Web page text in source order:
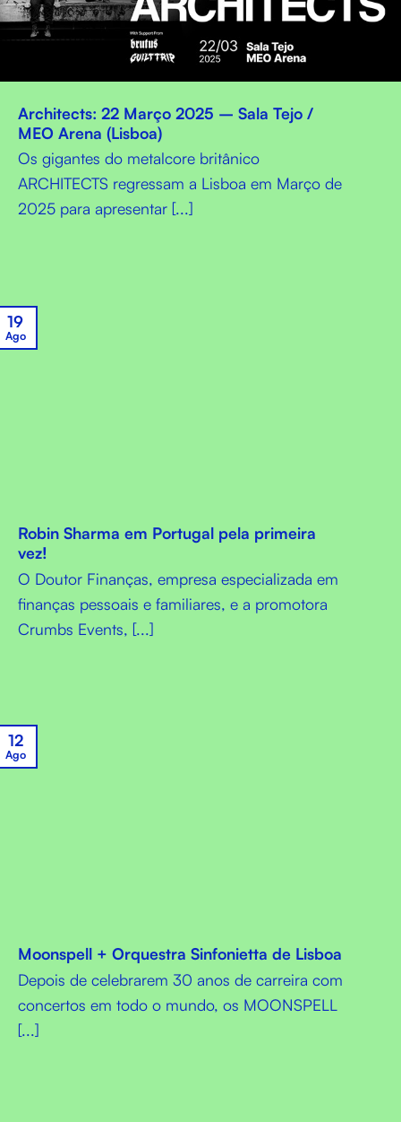
Architects: 22 Março 2025 – Sala Tejo /
MEO Arena (Lisboa)
Os gigantes do metalcore britânico
ARCHITECTS regressam a Lisboa em Março de
2025 para apresentar [...]
Robin Sharma em Portugal pela primeira
vez!
O Doutor Finanças, empresa especializada em
finanças pessoais e familiares, e a promotora
Crumbs Events, [...]
19
Ago
Moonspell + Orquestra Sinfonietta de Lisboa
Depois de celebrarem 30 anos de carreira com
concertos em todo o mundo, os MOONSPELL
[...]
12
Ago